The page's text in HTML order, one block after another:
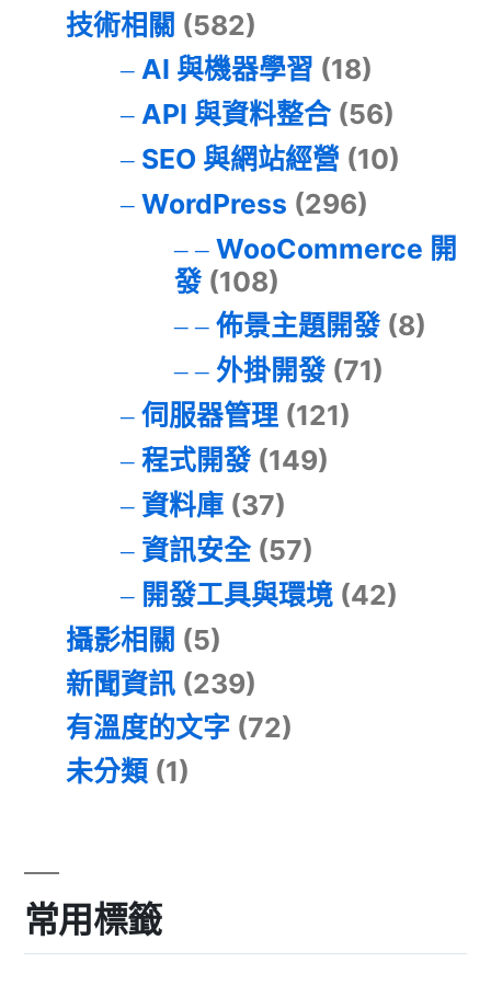
技術相關 (582)
AI 與機器學習 (18)
API 與資料整合(56)
SEO 與網站經營 (10)
WordPress (296)
WooCommerce 開
發(108)
佈景主題開發(8)
外掛開發(71)
伺服器管理(121)
程式開發(149)
資料庫(37)
資訊安全(57)
開發工具與環境(42)
攝影相關 (5)
新聞資訊 (239)
有溫度的文字 (72)
未分類 (1)
常用標籤